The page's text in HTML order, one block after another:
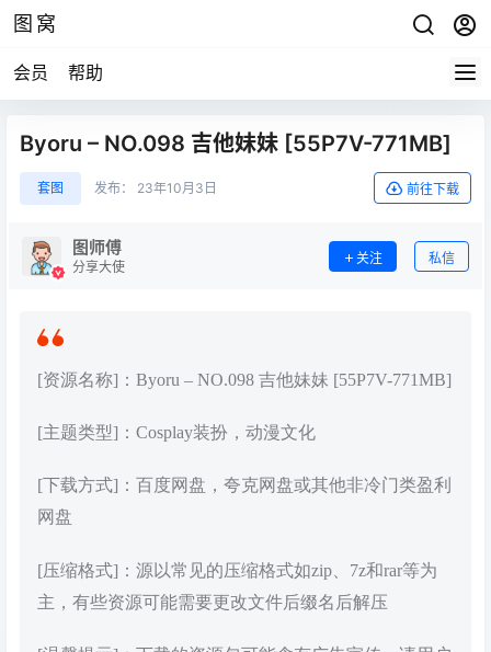
图窝
会员 帮助
Byoru – NO.098 吉他妹妹 [55P7V-771MB]
套图 发布： 23年10月3日 前往下载
图师傅
分享大使
关注 私信
[资源名称]：Byoru – NO.098 吉他妹妹 [55P7V-771MB]
[主题类型]：Cosplay装扮，动漫文化
[下载方式]：百度网盘，夸克网盘或其他非冷门类盈利
网盘
[压缩格式]：源以常见的压缩格式如zip、7z和rar等为
主，有些资源可能需要更改文件后缀名后解压